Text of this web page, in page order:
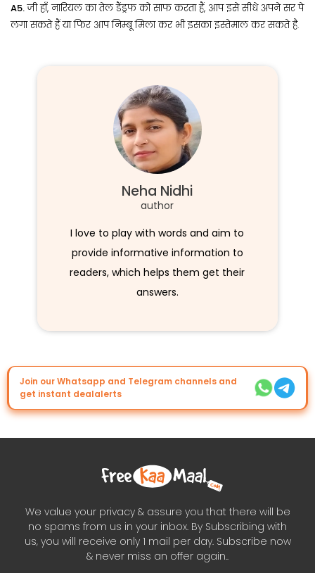
A5.जी हाँ, नारियल का तेल डैंड्रफ को साफ करता हैं, आप इसे सीधे अपने सर पे
लगा सकते हैं या फिर आप निम्बू मिला कर भी इसका इस्तेमाल कर सकते है.
Neha Nidhi
author
I love to play with words and aim to
provide informative information to
readers, which helps them get their
answers.
Join our Whatsapp and Telegram channels and
get instant dealalerts
We value your privacy & assure you that there will be
no spams from us in your inbox. By Subscribing with
us, you will receive only 1 mail per day. Subscribe now
& never miss an offer again..